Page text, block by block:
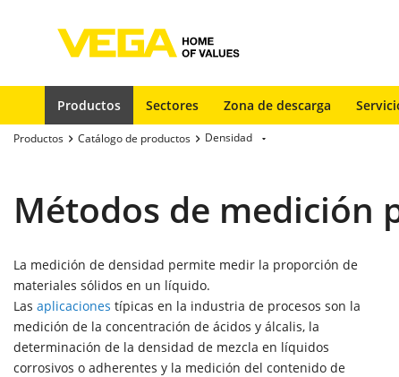
Productos Sectores Zona de descarga
Productos Catálogo de productos Densidad
Métodos de medición
La medición de densidad permite medir la proporción de
materiales sólidos en un líquido.
Las aplicaciones típicas en la industria de procesos son la
medición de la concentración de ácidos y álcalis, la
determinación de la densidad de mezcla en líquidos
corrosivos o adherentes y la medición del contenido de